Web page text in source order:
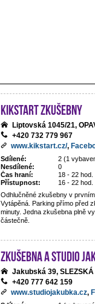
Kikstart zkušebny
Liptovská 1045/21,
+420 732 779 967
www.kikstart.cz/,
Sdílené:
2 (1
Nesdílené:
0
Čas hraní:
18 - 22 hod.
Přístupnost:
16 - 22 hod.
Odhlučněné zkušebny v
Vytápěná. Parking přímo před
minuty. Jedna zkušebna plně
částečně.
Zkušebna a studio
Jakubská 39, SLEZSKÁ
+420 777 642 159
www.studiojakubka.cz,